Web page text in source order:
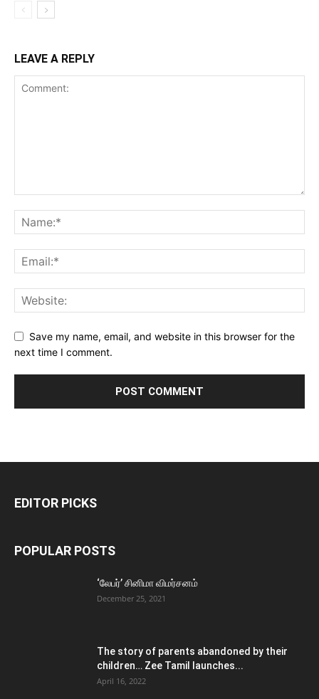
LEAVE A REPLY
Save my name, email, and website in this browser for the
next time I comment.
EDITOR PICKS
POPULAR POSTS
‘லேபர்’ சினிமா விமர்சனம்
December 25, 2021
The story of parents abandoned by their
children… Zee Tamil launches...
April 16, 2022